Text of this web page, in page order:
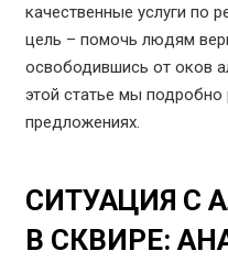
качественные услуги по
цель – помочь людям
освободившись от оков
этой статье мы
предложениях.
СИТУАЦИЯ С
В СКВИРЕ: